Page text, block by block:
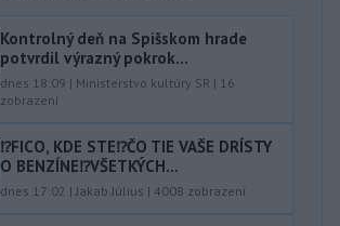
Kontrolný deň na Spišskom hrade
potvrdil výrazný pokrok...
dnes 18:09 | Ministerstvo kultúry SR | 16
zobrazení
⁉️FICO, KDE STE⁉️ČO TIE VAŠE DRÍSTY
O BENZÍNE⁉️VŠETKÝCH...
dnes 17:02 |Jakab Július | 4008 zobrazení